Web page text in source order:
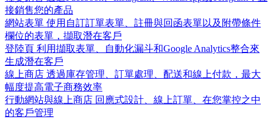
接銷售您的產品
網站表單 使用自訂訂單表單、註冊與回函表單以及附帶條件
欄位的表單，擷取潛在客戶
登陸頁 利用擷取表單、自動化漏斗和Google Analytics整合來
生成潛在客戶
線上商店 透過庫存管理、訂單處理、配送和線上付款，最大
幅度提高電子商務效率
行動網站與線上商店 回應式設計、線上訂單、在您掌控之中
的客戶管理